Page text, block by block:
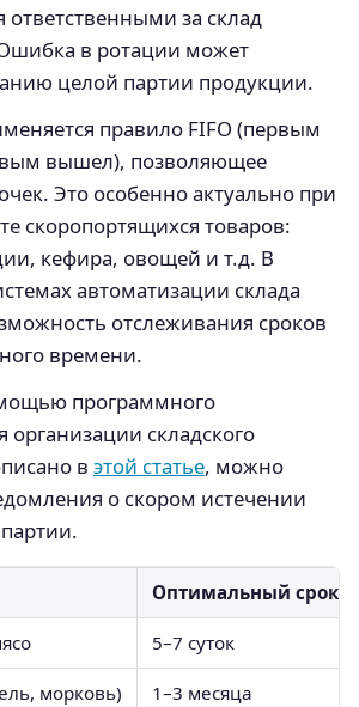
ответственными за склад
в ротации может
целой партии продукции.
правило FIFO (первым
вышел), позволяющее
Это особенно актуально при
скоропортящихся товаров:
кефира, овощей и т.д. В
автоматизации склада
отслеживания сроков
времени.
программного
организации складского
в этой статье, можно
о скором истечении
Оптимальный срок
5–7 суток
морковь) 1–3 месяца